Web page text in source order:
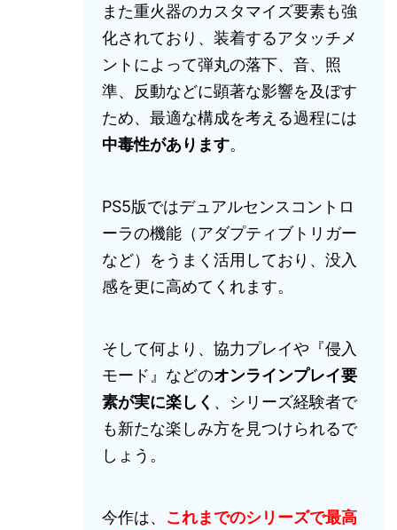
また重火器のカスタマイズ要素も強
化されており、装着するアタッチメ
ントによって弾丸の落下、音、照
準、反動などに顕著な影響を及ぼす
ため、最適な構成を考える過程には
中毒性があります。
PS5版ではデュアルセンスコントロ
ーラの機能（アダプティブトリガー
など）をうまく活用しており、没入
感を更に高めてくれます。
そして何より、協力プレイや『侵入
モード』などのオンラインプレイ要
素が実に楽しく 、シリーズ経験者で
も新たな楽しみ方を見つけられるで
しょう。
今作は、 これまでのシリーズで最高